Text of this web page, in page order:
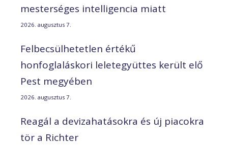
mesterséges intelligencia miatt
2026. augusztus 7.
Felbecsülhetetlen értékű
honfoglaláskori leletegyüttes került elő
Pest megyében
2026. augusztus 7.
Reagál a devizahatásokra és új piacokra
tör a Richter